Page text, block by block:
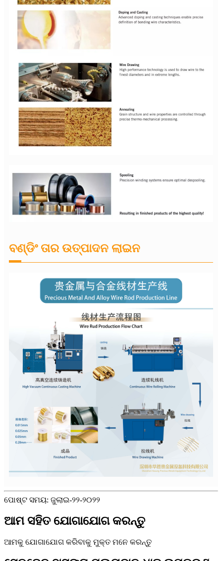
ବଣ୍ଡିଂ ତାର ଉତ୍ପାଦନ ଲାଇନ
ପୋଷ୍ଟ ସମୟ: ଜୁଲାଇ-୨୨-୨୦୨୨
ଆମ ସହିତ ଯୋଗାଯୋଗ କରନ୍ତୁ
ଆମକୁ ଯୋଗାଯୋଗ କରିବାକୁ ମୁକ୍ତ ମନେ କରନ୍ତୁ